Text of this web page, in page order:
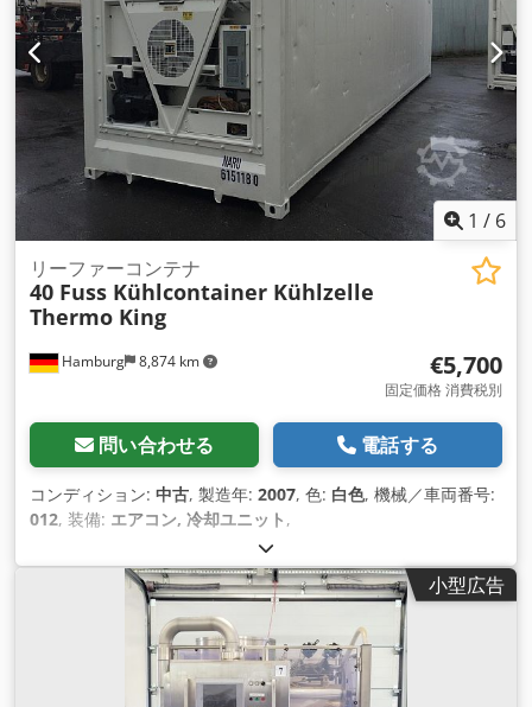
1 / 6
Hamburg 8,874 km
リーファーコンテナ
40 Fuss Kühlcontainer Kühlzelle
Thermo King
€5,700
固定価格 消費税別
問い合わせる 電話する
コンディション: 中古, 製造年: 2007, 色: 白色, 機械／車両番号:
012, 装備: エアコン, 冷却ユニット ,
小型広告